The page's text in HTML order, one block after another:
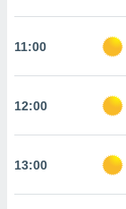
a
todos os
CONFIGURAÇÕES
11:00
12:00
13:00